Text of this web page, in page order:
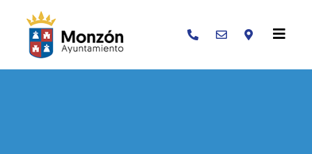
Buscar